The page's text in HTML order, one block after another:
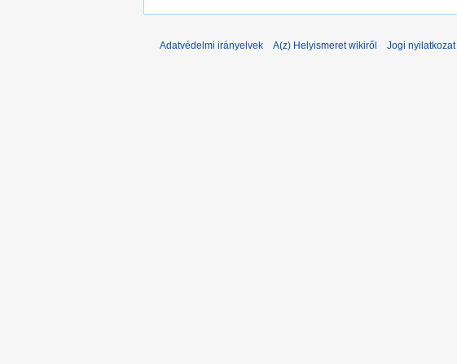
Adatvédelmi irányelvek A(z) Helyismeret wikiről Jogi nyilatkozat